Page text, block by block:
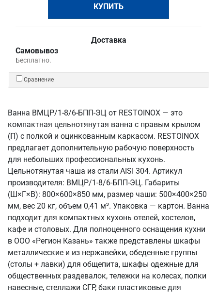
КУПИТЬ
Доставка
Самовывоз
Бесплатно.
Сравнение
Ванна ВМЦР/1-8/6-БПП-ЭЦ от RESTOINOX — это
компактная цельнотянутая ванна с правым крылом
(П) с полкой и оцинкованным каркасом. RESTOINOX
предлагает дополнительную рабочую поверхность
для небольших профессиональных кухонь.
Цельнотянутая чаша из стали AISI 304. Артикул
производителя: ВМЦР/1-8/6-БПП-ЭЦ. Габариты
(Ш×Г×В): 800×600×850 мм, размер чаши: 500×400×250
мм, вес 20 кг, объем 0,41 м³. Упаковка — картон. Ванна
подходит для компактных кухонь отелей, хостелов,
кафе и столовых. Для полноценного оснащения кухни
в ООО «Регион Казань» также представлены шкафы
металлические и из нержавейки, обеденные группы
(столы + лавки) для общепита, шкафы одежные для
общественных раздевалок, тележки на колесах, полки
навесные, стеллажи СГР, баки пластиковые для